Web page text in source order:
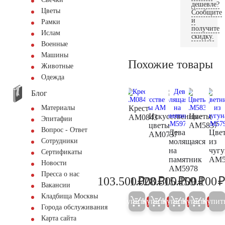
Цветы
Рамки
Ислам
Военные
Машины
Животные
Одежда
Блог
Материалы
Эпитафии
Вопрос - Ответ
Сотрудники
Сертификаты
Новости
Пресса о нас
Вакансии
Кладбища Москвы
Города обслуживания
Карта сайта
дешевле?
Сообщите
и
получите
скидку.
Похожие товары
Крест
AM0843
108.900
103.500₽
Купить 5%
Искусственные
цветы
AM0737
1.000
1.000₽
Купить 5%
Дева
молящаяся
на
памятник
AM5978
30.000
28.500₽
Купить 5%
Цветы
AM5837
15.100₽
Купить 5%
из
59.100₽